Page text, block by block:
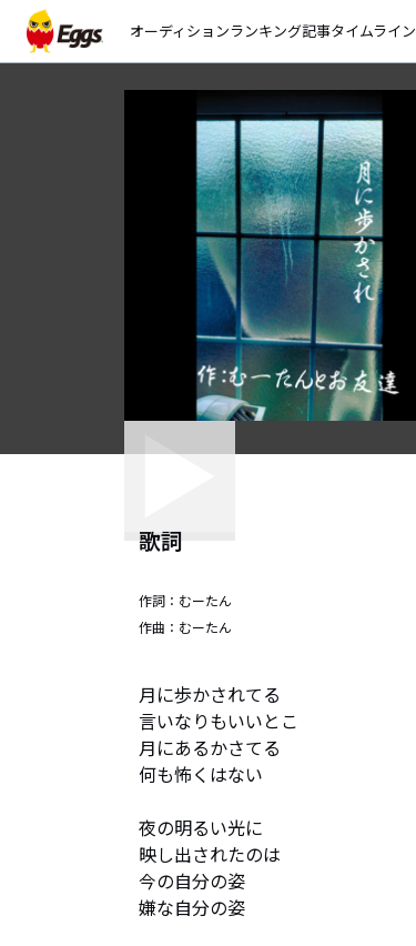
オーディションランキング記事タイムライン
歌詞
作詞： むーたん
作曲： むーたん
月に歩かされてる
言いなりもいいとこ
月にあるかさてる
何も怖くはない
夜の明るい光に
映し出されたのは
今の自分の姿
嫌な自分の姿